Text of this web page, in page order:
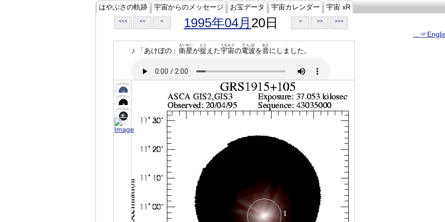
はやぶさの軌跡 宇宙からのメッセージ お宝データ 宇宙カレンダー 宇宙 xR
<<< << < 1995年04月 20日 > >> >>>
♪ 「あけぼの」 衛星
えいせい
が捉
とら
えた宇宙
うちゅう
の電波
でんぱ
を音
おと
にしました。